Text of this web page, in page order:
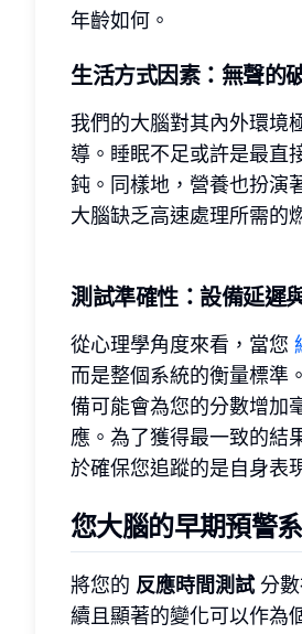
年齡如何。
生活方式因素：無聲的
我們的大腦對其內外環境
導。睡眠不足或許是最直
鈍。同樣地，營養也扮演
大腦缺乏高速處理所需的
測試準確性：設備延遲
從心理學角度來看，當您
而是整個系統的衡量標準
備可能會為您的分數增加
應。為了獲得最一致的
於確保您追蹤的是自身表
您大腦的早期預警
將您的 反應時間測試 分
續且顯著的變化可以作為